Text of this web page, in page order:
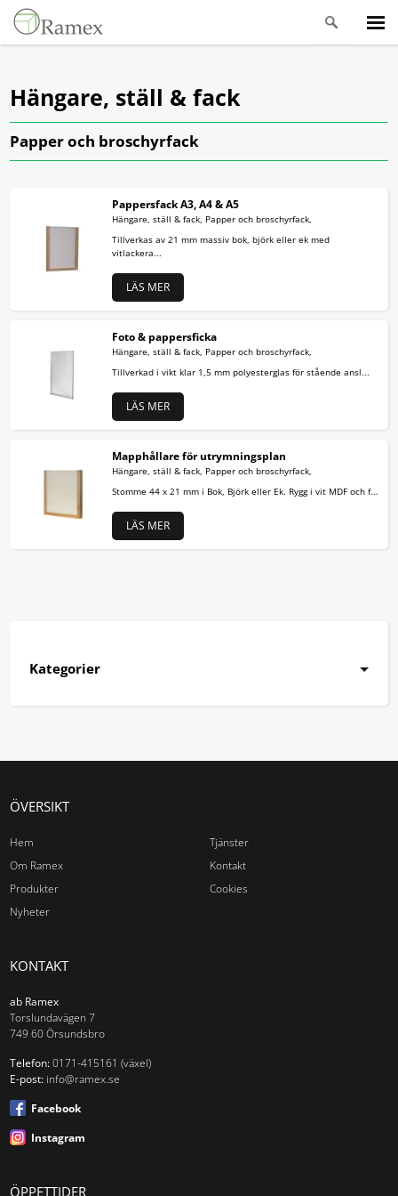
Hängare, ställ & fack
Papper och broschyrfack
Pappersfack A3, A4 & A5
Hängare, ställ & fack, Papper och broschyrfack,
Tillverkas av 21 mm massiv bok, björk eller ek med
vitlackera...
LÄS MER
Foto & pappersficka
Hängare, ställ & fack, Papper och broschyrfack,
Tillverkad i vikt klar 1,5 mm polyesterglas för stående ansl...
LÄS MER
Mapphållare för utrymningsplan
Hängare, ställ & fack, Papper och broschyrfack,
Stomme 44 x 21 mm i Bok, Björk eller Ek. Rygg i vit MDF och f...
LÄS MER
Kategorier
Tillbehör
Bokställ
Klädhängare
Tidning & Broschyrställ
Hylla
Papper och broschyrfack
Aluminiumram
ÖVERSIKT
Hem
Om Ramex
Produkter
Nyheter
Tjänster
Kontakt
Cookies
KONTAKT
ab Ramex
Torslundavägen 7
749 60 Örsundsbro
Telefon: 0171-415161 (växel)
E-post: info@ramex.se
Facebook
Instagram
ÖPPETTIDER